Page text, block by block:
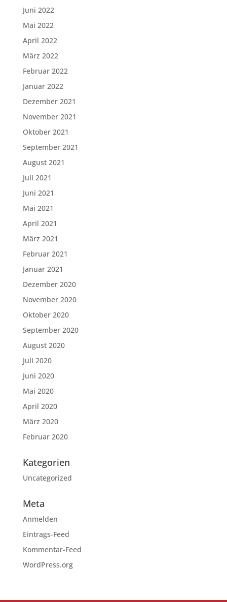
Juni 2022
Mai 2022
April 2022
März 2022
Februar 2022
Januar 2022
Dezember 2021
November 2021
Oktober 2021
September 2021
August 2021
Juli 2021
Juni 2021
Mai 2021
April 2021
März 2021
Februar 2021
Januar 2021
Dezember 2020
November 2020
Oktober 2020
September 2020
August 2020
Juli 2020
Juni 2020
Mai 2020
April 2020
März 2020
Februar 2020
Kategorien
Uncategorized
Meta
Anmelden
Eintrags-Feed
Kommentar-Feed
WordPress.org